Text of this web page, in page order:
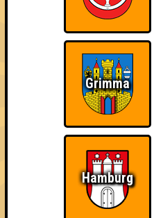
Schon wieder zum
Wir sind immer bei
Nerven
Grimma
Hamburg